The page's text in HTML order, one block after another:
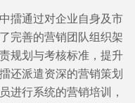
擂通过对企业自身及市
完善的营销团队组织架
规划与考核标准，提升
还派遣资深的营销策划
进行系统的营销培训，